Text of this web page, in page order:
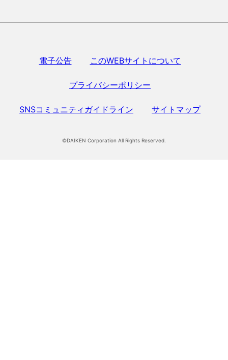
電子公告 このWEBサイトについて
プライバシーポリシー
SNSコミュニティガイドライン サイトマップ
©DAIKEN Corporation All Rights Reserved.